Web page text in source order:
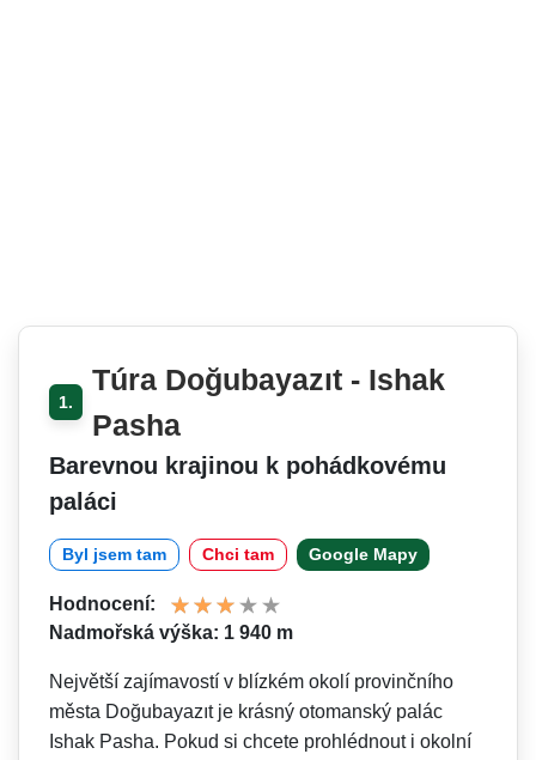
1.
Túra Doğubayazıt - Ishak
Pasha
Barevnou krajinou k pohádkovému
paláci
Byl jsem tam Chci tam Google Mapy
Hodnocení:
Nadmořská výška: 1 940 m
Největší zajímavostí v blízkém okolí provinčního
města Doğubayazıt je krásný otomanský palác
Ishak Pasha. Pokud si chcete prohlédnout i okolní